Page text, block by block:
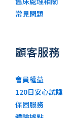
常見問題
顧客服務
會員權益
120日安心試睡
保固服務